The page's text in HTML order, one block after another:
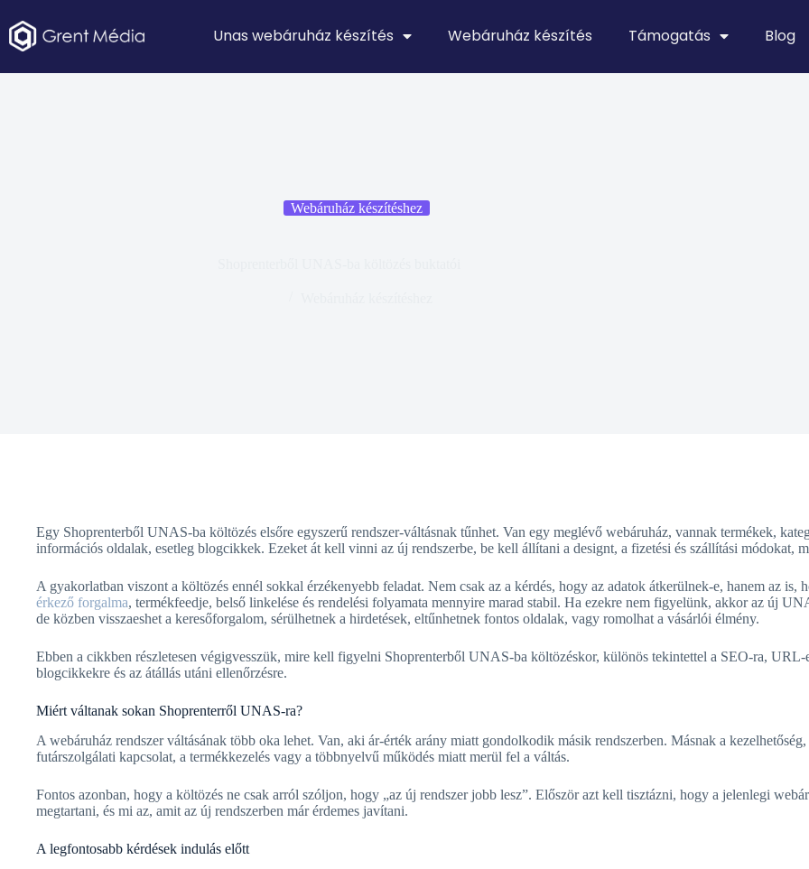
Unas webáruház készítés Webáruház készítés Támogatás Blog
Webáruház készítéshez
Egy Shoprenterből UNAS-ba költözés elsőre egyszerű rendszer-váltásnak tűnhet. Van egy meglévő webáruház, vannak termékek,
információs oldalak, esetleg blogcikkek. Ezeket át kell vinni az új rendszerbe, be kell állítani a designt, a fizetési és szállítási módokat,
A gyakorlatban viszont a költözés ennél sokkal érzékenyebb feladat. Nem csak az a kérdés, hogy az adatok átkerülnek-e, hanem az is,
érkező forgalma, termékfeedje, belső linkelése és rendelési folyamata mennyire marad stabil. Ha ezekre nem figyelünk, akkor az új
de közben visszaeshet a keresőforgalom, sérülhetnek a hirdetések, eltűnhetnek fontos oldalak, vagy romolhat a vásárlói élmény.
Ebben a cikkben részletesen végigvesszük, mire kell figyelni Shoprenterből UNAS-ba költözéskor, különös tekintettel a SEO-ra, URL-
blogcikkekre és az átállás utáni ellenőrzésre.
Miért váltanak sokan Shoprenterről UNAS-ra?
A webáruház rendszer váltásának több oka lehet. Van, aki ár-érték arány miatt gondolkodik másik rendszerben. Másnak a
futárszolgálati kapcsolat, a termékkezelés vagy a többnyelvű működés miatt merül fel a váltás.
Fontos azonban, hogy a költözés ne csak arról szóljon, hogy „az új rendszer jobb lesz”. Először azt kell tisztázni, hogy a jelenlegi
megtartani, és mi az, amit az új rendszerben már érdemes javítani.
A legfontosabb kérdések indulás előtt